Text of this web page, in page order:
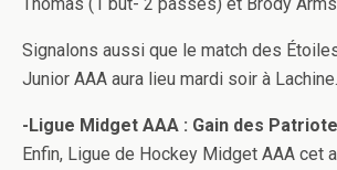
Signalons aussi que le match des
Junior AAA aura lieu mardi soir à Lachine.
-Ligue Midget AAA : Gain des
Enfin, Ligue de Hockey Midget AAA cet